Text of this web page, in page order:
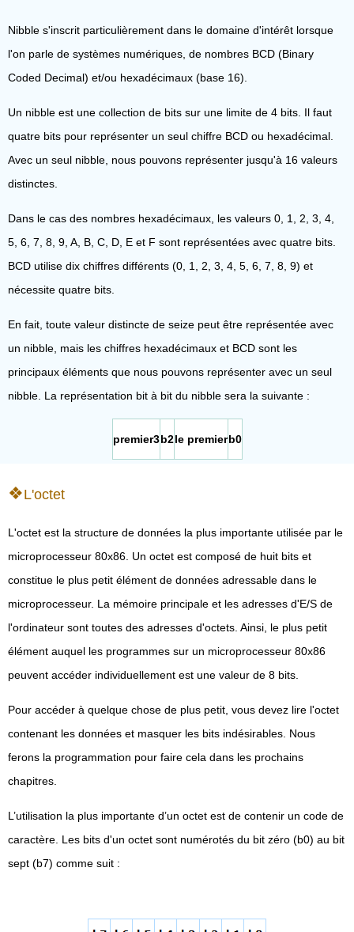
Nibble s'inscrit particulièrement dans le domaine d'intérêt lorsque
l'on parle de systèmes numériques, de nombres BCD (Binary
Coded Decimal) et/ou hexadécimaux (base 16).
Un nibble est une collection de bits sur une limite de 4 bits. Il faut
quatre bits pour représenter un seul chiffre BCD ou hexadécimal.
Avec un seul nibble, nous pouvons représenter jusqu'à 16 valeurs
distinctes.
Dans le cas des nombres hexadécimaux, les valeurs 0, 1, 2, 3, 4,
5, 6, 7, 8, 9, A, B, C, D, E et F sont représentées avec quatre bits.
BCD utilise dix chiffres différents (0, 1, 2, 3, 4, 5, 6, 7, 8, 9) et
nécessite quatre bits.
En fait, toute valeur distincte de seize peut être représentée avec
un nibble, mais les chiffres hexadécimaux et BCD sont les
principaux éléments que nous pouvons représenter avec un seul
nibble. La représentation bit à bit du nibble sera la suivante :
premier3b2le premierb0
L'octet
L'octet est la structure de données la plus importante utilisée par le
microprocesseur 80x86. Un octet est composé de huit bits et
constitue le plus petit élément de données adressable dans le
microprocesseur. La mémoire principale et les adresses d'E/S de
l'ordinateur sont toutes des adresses d'octets. Ainsi, le plus petit
élément auquel les programmes sur un microprocesseur 80x86
peuvent accéder individuellement est une valeur de 8 bits.
Pour accéder à quelque chose de plus petit, vous devez lire l'octet
contenant les données et masquer les bits indésirables. Nous
ferons la programmation pour faire cela dans les prochains
chapitres.
L’utilisation la plus importante d’un octet est de contenir un code de
caractère. Les bits d'un octet sont numérotés du bit zéro (b0) au bit
sept (b7) comme suit :